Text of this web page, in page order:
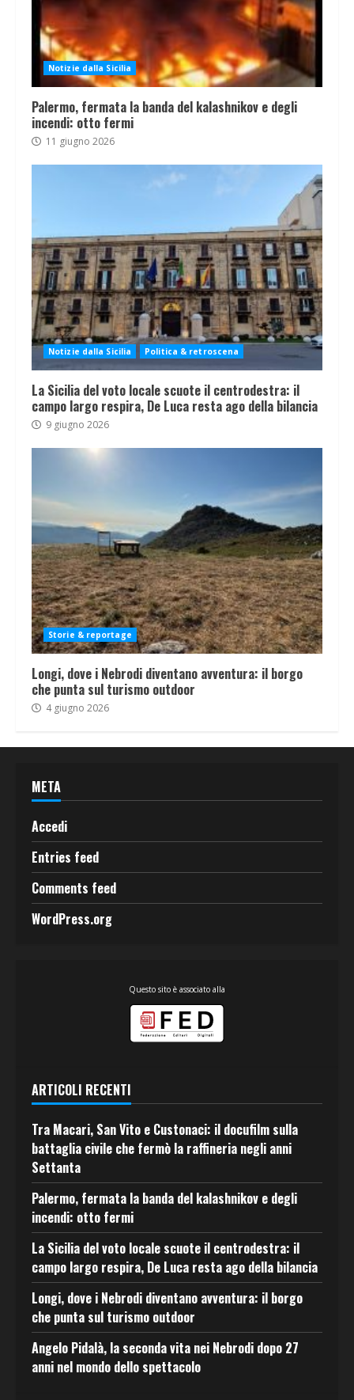
Notizie dalla Sicilia
Palermo, fermata la banda del kalashnikov e degli
incendi: otto fermi
11 giugno 2026
Notizie dalla Sicilia Politica & retroscena
La Sicilia del voto locale scuote il centrodestra: il
campo largo respira, De Luca resta ago della bilancia
9 giugno 2026
Storie & reportage
Longi, dove i Nebrodi diventano avventura: il borgo
che punta sul turismo outdoor
4 giugno 2026
META
Accedi
Entries feed
Comments feed
WordPress.org
Questo sito è associato alla
ARTICOLI RECENTI
Tra Macari, San Vito e Custonaci: il docufilm sulla
battaglia civile che fermò la raffineria negli anni
Settanta
Palermo, fermata la banda del kalashnikov e degli
incendi: otto fermi
La Sicilia del voto locale scuote il centrodestra: il
campo largo respira, De Luca resta ago della bilancia
Longi, dove i Nebrodi diventano avventura: il borgo
che punta sul turismo outdoor
Angelo Pidalà, la seconda vita nei Nebrodi dopo 27
anni nel mondo dello spettacolo